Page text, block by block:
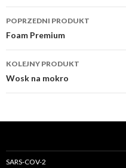
Post
navigation
POPRZEDNI PRODUKT
Foam Premium
KOLEJNY PRODUKT
Wosk na mokro
SARS-COV-2